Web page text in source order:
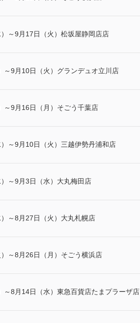
）～9月17日（火）松坂屋静岡店店
～9月10日（火）グランデュオ立川店
～9月16日（月）そごう千葉店
）～9月10日（火）三越伊勢丹浦和店
～9月3日（水）大丸梅田店
～8月27日（火）大丸札幌店
～8月26日（月）そごう横浜店
～8月14日（水）東急百貨店たまプラーザ店